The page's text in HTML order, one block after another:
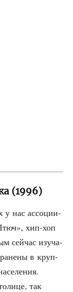
(1996)
у нас ассо­ци­и­
хип-хоп
сей­час изу­ча­
в круп­
так